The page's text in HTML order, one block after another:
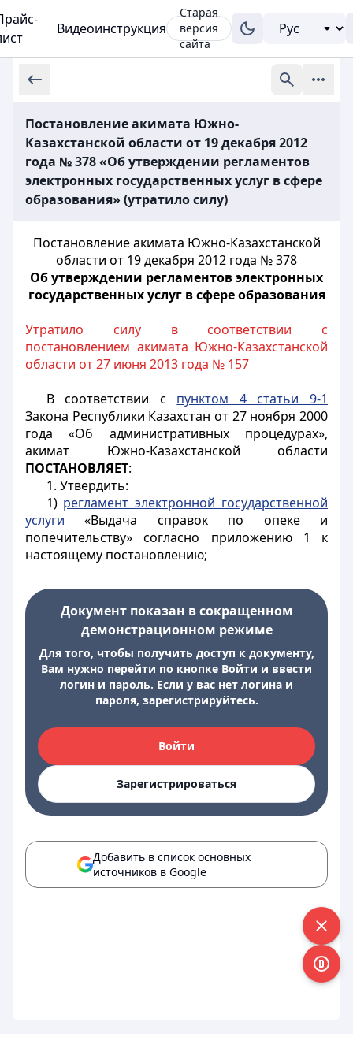
Видеоинструкция
Старая
версия
сайта
Постановление акимата Южно-
Казахстанской области от 19 декабря 2012
года № 378 «Об утверждении регламентов
электронных государственных услуг в сфере
образования» (утратило силу)
Постановление акимата Южно-Казахстанской
области от 19 декабря 2012 года № 378
Об утверждении регламентов электронных
государственных услуг в сфере образования
Утратило силу в соответствии с
постановлением акимата Южно-Казахстанской
области от 27 июня 2013 года № 157
В соответствии с пунктом 4 статьи 9-1
Закона Республики Казахстан от 27 ноября 2000
года «Об административных процедурах»,
акимат Южно-Казахстанской области
ПОСТАНОВЛЯЕТ:
1. Утвердить:
1) регламент электронной государственной
услуги «Выдача справок по опеке и
попечительству» согласно приложению 1 к
настоящему постановлению;
Документ показан в сокращенном
демонстрационном режиме
Для того, чтобы получить доступ к документу,
Вам нужно перейти по кнопке Войти и ввести
логин и пароль. Если у вас нет логина и
пароля, зарегистрируйтесь.
Войти
Зарегистрироваться
Добавить в список основных
источников в Google